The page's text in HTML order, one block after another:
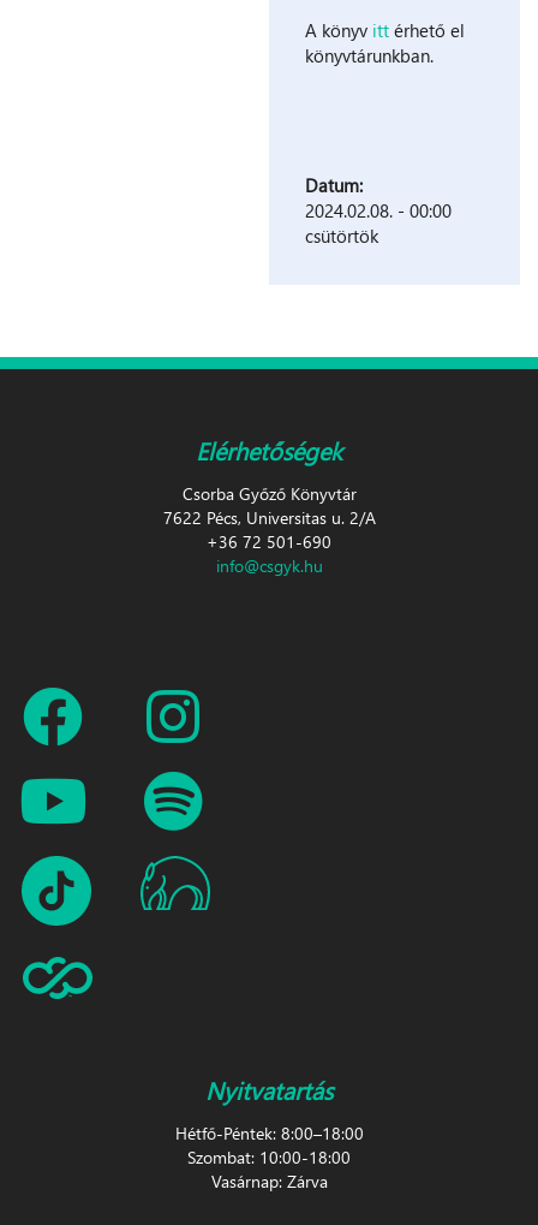
A könyv itt érhető el
könyvtárunkban.
Datum:
2024.02.08. - 00:00
csütörtök
Elérhetőségek
Csorba Győző Könyvtár
7622 Pécs, Universitas u. 2/A
+36 72 501-690
info@csgyk.hu
Nyitvatartás
Hétfő-Péntek: 8:00–18:00
Szombat: 10:00-18:00
Vasárnap: Zárva